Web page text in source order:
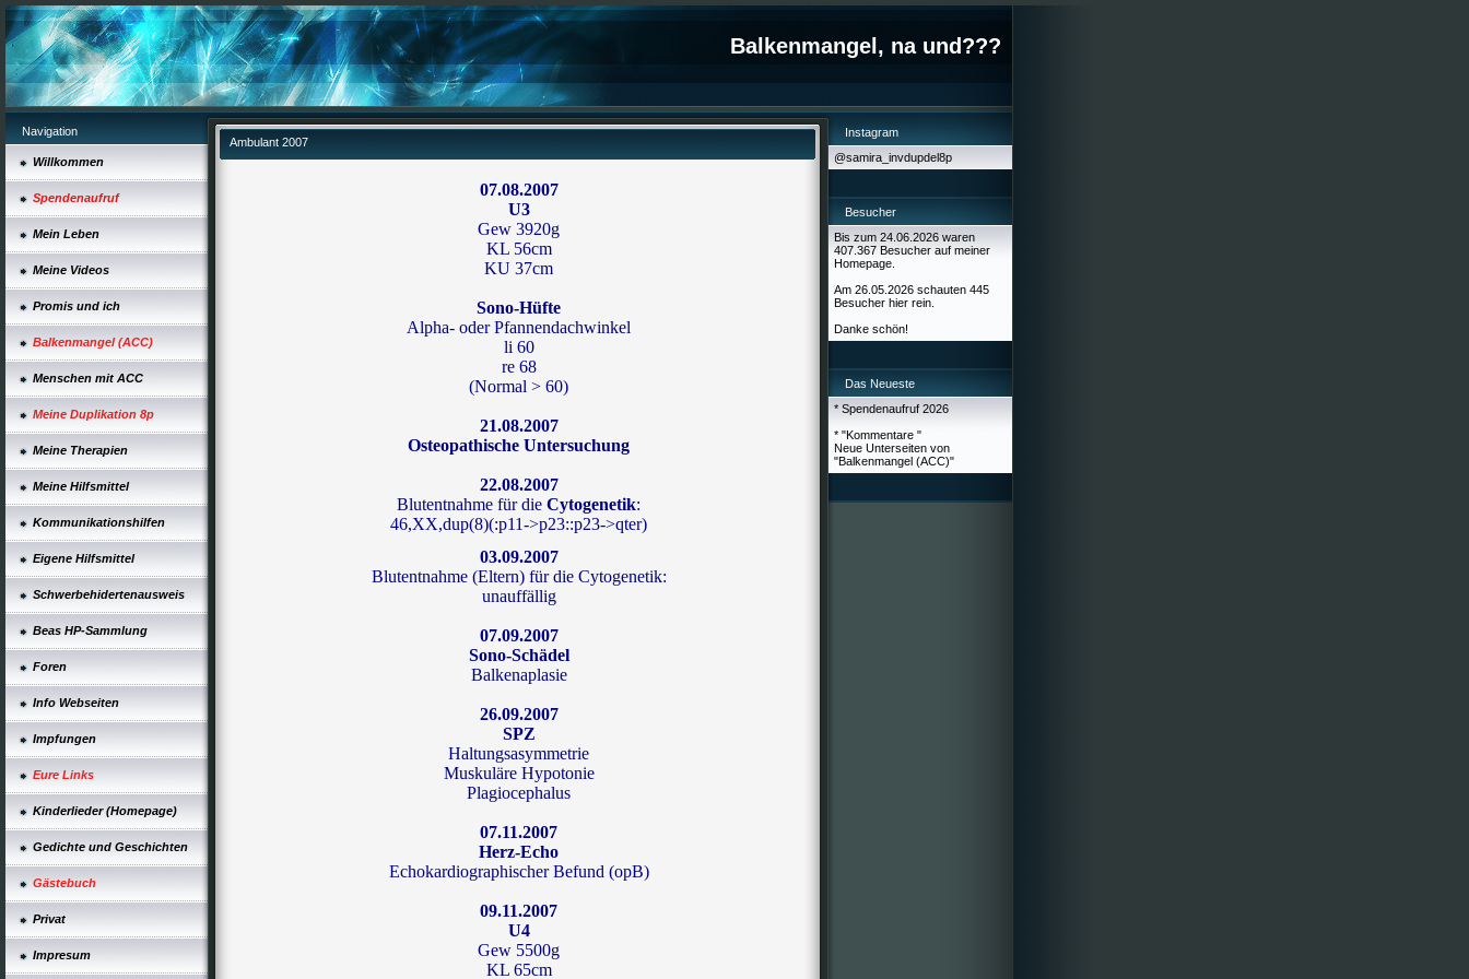
Balkenmangel, na und???
Navigation
Willkommen
Spendenaufruf
Mein Leben
Meine Videos
Promis und ich
Balkenmangel (ACC)
Menschen mit ACC
Meine Duplikation 8p
Meine Therapien
Meine Hilfsmittel
Kommunikationshilfen
Eigene Hilfsmittel
Schwerbehidertenausweis
Beas HP-Sammlung
Foren
Info Webseiten
Impfungen
Eure Links
Kinderlieder (Homepage)
Gedichte und Geschichten
Gästebuch
Privat
Impresum
Ambulant 2007
07.08.2007
U3
Gew 3920g
KL 56cm
KU 37cm
Sono-Hüfte
Alpha- oder Pfannendachwinkel
li 60
re 68
(Normal > 60)
21.08.2007
Osteopathische Untersuchung
22.08.2007
Blutentnahme für die Cytogenetik:
46,XX,dup(8)(:p11->p23::p23->qter)
03.09.2007
Blutentnahme(Eltern)für die Cytogenetik:
unauffällig
07.09.2007
Sono-Schädel
Balkenaplasie
26.09.2007
SPZ
Haltungsasymmetrie
Muskuläre Hypotonie
Plagiocephalus
07.11.2007
Herz-Echo
Echokardiographischer Befund (opB)
09.11.2007
U4
Gew 5500g
KL 65cm
Instagram
@samira_invdupdel8p
Besucher
Bis zum 24.06.2026 waren
407.367 Besucher auf meiner
Homepage.
Am 26.05.2026 schauten 445
Besucher hier rein.
Danke schön!
Das Neueste
* Spendenaufruf 2026
* "Kommentare "
Neue Unterseiten von
"Balkenmangel (ACC)"